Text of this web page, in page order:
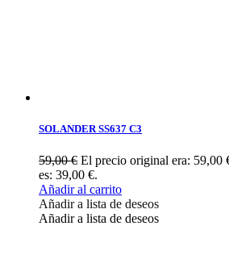
SOLANDER SS637 C3
59,00€ El precio original era: 59,00
es: 39,00 €.
Añadir al carrito
Añadir a lista de deseos
Añadir a lista de deseos